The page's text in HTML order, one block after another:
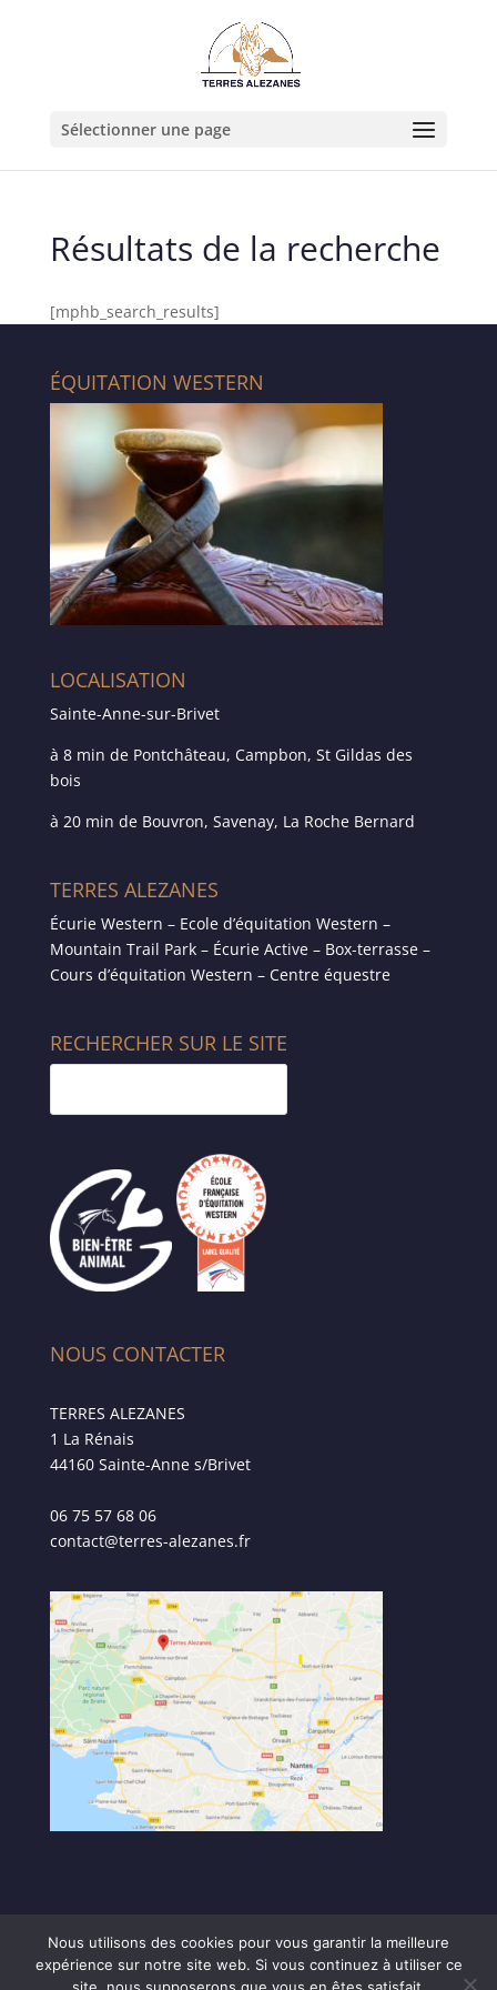
Sélectionner une page
Résultats de la recherche
[mphb_search_results]
ÉQUITATION WESTERN
LOCALISATION
Sainte-Anne-sur-Brivet
à 8 min de Pontchâteau, Campbon, St Gildas des
bois
à 20 min de Bouvron, Savenay, La Roche Bernard
TERRES ALEZANES
Écurie Western – Ecole d’équitation Western –
Mountain Trail Park – Écurie Active – Box-terrasse –
Cours d’équitation Western – Centre équestre
RECHERCHER SUR LE SITE
NOUS CONTACTER
TERRES ALEZANES
1 La Rénais
44160 Sainte-Anne s/Brivet
06 75 57 68 06
contact@terres-alezanes.fr
Nous utilisons des cookies pour vous garantir la meilleure
expérience sur notre site web. Si vous continuez à utiliser ce